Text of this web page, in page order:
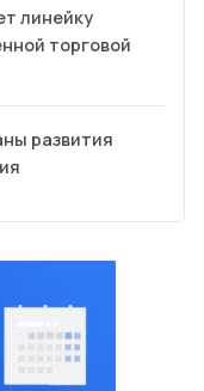
линейку
торговой
развития